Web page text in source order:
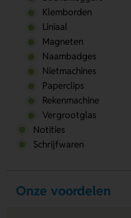
Klemborden
Liniaal
Magneten
Naambadges
Nietmachines
Paperclips
Rekenmachine
Vergrootglas
Notities
Schrijfwaren
Onze voordelen